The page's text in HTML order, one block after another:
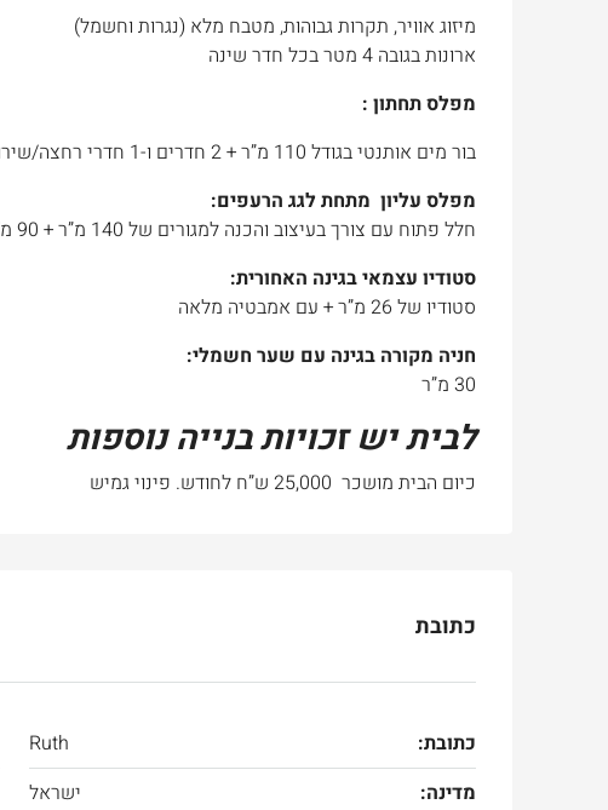
מיזוג אוויר, תקרות גבוהות, מטבח מלא (נגרות וחשמל)
ארונות בגובה 4 מטר בכל חדר שינה
מפלס תחתון :
בור מים אותנטי בגודל 110 מ”ר + 2 חדרים ו-1 חדרי רחצה/שירותים
מפלס עליון מתחת לגג הרעפים:
חלל פתוח עם צורך בעיצוב והכנה למגורים של 140 מ”ר + 90 מ”ר אזורי אחסון
סטודיו עצמאי בגינה האחורית:
סטודיו של 26 מ”ר + עם אמבטיה מלאה
חניה מקורה בגינה עם שער חשמלי:
30 מ”ר
לבית יש זכויות בנייה נוספות
כיום הבית מושכר 25,000 ש”ח לחודש. פינוי גמיש
כתובת
כתובת: Ruth
מדינה:
ישראל